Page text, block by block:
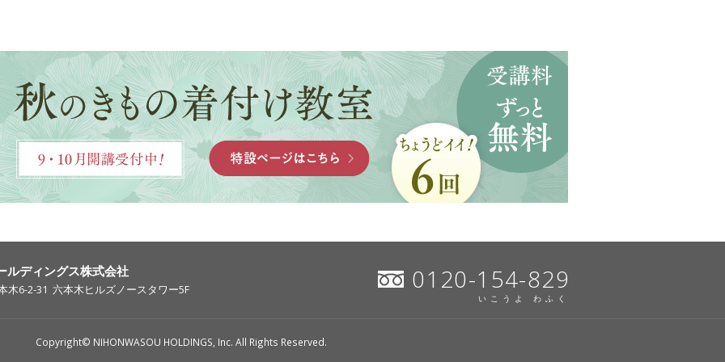
ルディングス株式会社
木6-2-31 六本木ヒルズノースタワー5F 0120-154-829
いこうよ わふく
Copyright© NIHONWASOU HOLDINGS, Inc. All Rights Reserved.